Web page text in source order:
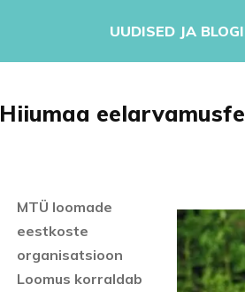
UUDISED JA BLOGI
Hiiumaa
MTÜ loomade
eestkoste
organisatsioon
Loomus korraldab